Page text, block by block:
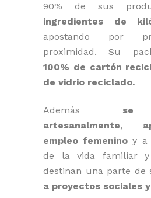
90% de sus
ingredientes de
apostando por
proximidad. Su
100% de cartón
de vidrio reciclado.
Además se
artesanalmente,
empleo femenino y a
de la vida familiar y
destinan una parte de
a proyectos sociales